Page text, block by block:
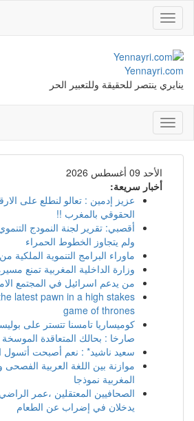
Toggle
navigation
Yennayri.com
ينايري ينتصر للحقيقة وللتعبير الحر
Toggle
navigation
الأحد 09 أغسطس 2026
أخبار سريعة:
عزيز إدمين : تعالو لنطلع على
الحقوقي بالمغرب !!
أقصبي: تقرير لجنة النمودج
ولم يتجاوز الخطوط الحمراء
ماوراء البرامج التنموية الملكية من
وزارة الداخلية المغربية تمنع
من يدعم اسرائيل في المجتمع
the latest pawn in a high stakes
game of thrones
كوميساريا تامسنا تتستر على
صارخا : بحالك المتعاقدة الموسخة
سعيد ناشيد* : نعم أصبحت أتسول
موازنة بين اللغة العربية الفصحى
المغربية نموذجا
الصحافيين المعتقلين ،عمر الراضي
يدخلان في إضراب عن الطعام